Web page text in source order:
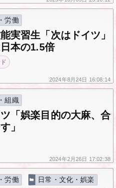
労働
実習生「次はドイツ」
本の1.5倍
2024年8月24日 16:08:14
組織
「娯楽目的の大麻、合
」
2024年2月26日 17:02:38
労働 日常・文化・娯楽